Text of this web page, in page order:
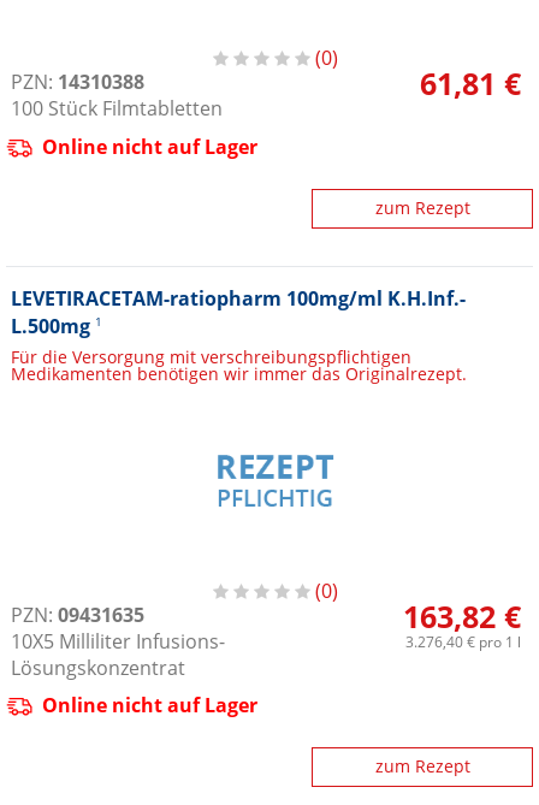
0
PZN: 14310388
100 Stück Filmtabletten
61,81 €
Online nicht auf Lager
zum Rezept
LEVETIRACETAM-ratiopharm 100mg/ml K.H.Inf.-
L.500mg 1
Für die Versorgung mit verschreibungspflichtigen
Medikamenten benötigen wir immer das Originalrezept.
0
PZN: 09431635
10X5 Milliliter Infusions-
Lösungskonzentrat
163,82 €
3.276,40 €pro 1 l
Online nicht auf Lager
zum Rezept